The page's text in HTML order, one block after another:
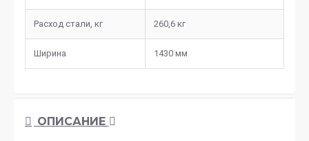
Расход стали, кг 260,6 кг
Ширина 1430 мм
ОПИСАНИЕ